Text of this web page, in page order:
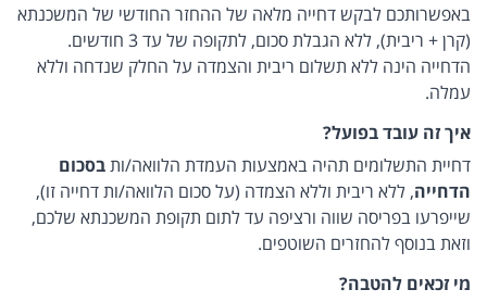
באפשרותכם לבקש דחייה מלאה של ההחזר החודשי של המשכנתא
(קרן + ריבית), ללא הגבלת סכום, לתקופה של עד 3 חודשים.
הדחייה הינה ללא תשלום ריבית והצמדה על החלק שנדחה וללא
עמלה.
איך זה עובד בפועל?
דחיית התשלומים תהיה באמצעות העמדת הלוואה/ותבסכום
הדחייה, ללא ריבית וללא הצמדה (על סכום הלוואה/ות דחייה זו),
שייפרעו בפריסה שווה ורציפה עד לתום תקופת המשכנתא שלכם,
וזאת בנוסף להחזרים השוטפים.
מי זכאים להטבה?